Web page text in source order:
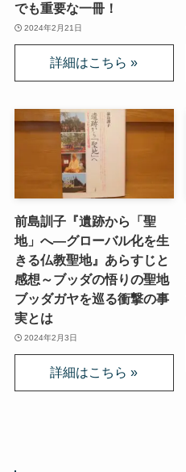
でも重要な一冊！
2024年2月21日
前島訓子『遺跡から「聖
地」へ—グローバル化を生
きる仏教聖地』あらすじと
感想～ブッダの悟りの聖地
ブッダガヤを巡る衝撃の事
実とは
2024年2月3日